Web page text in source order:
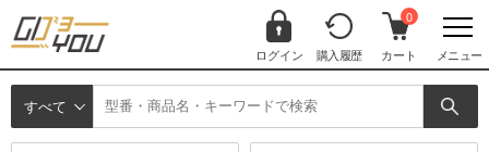
ログイン 購入履歴
0
カート メニュー
すべて